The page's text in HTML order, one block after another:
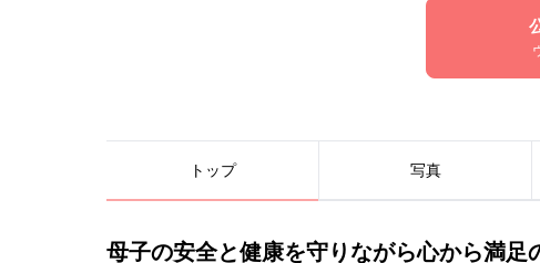
トップ 写真
母子の安全と健康を守りながら心から満足